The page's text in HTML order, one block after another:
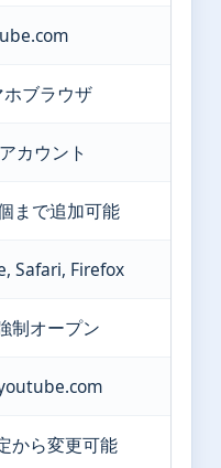
ホブラウザ
カウント
まで追加可能
Safari, Firefox
制オープン
から変更可能